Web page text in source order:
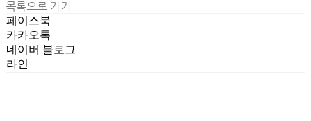
목록으로 가기
페이스북
카카오톡
네이버 블로그
라인